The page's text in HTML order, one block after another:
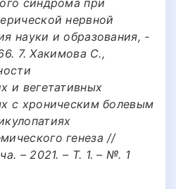
нервной
науки и образования, -
7. Хакимова С.,
и вегетативных
с хроническим болевым
генеза //
– 2021. – Т. 1. – №. 1